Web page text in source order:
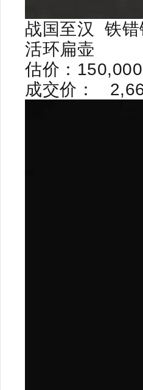
战国至汉
铁
活环扁壶
估价：
成交价：